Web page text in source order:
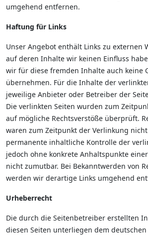
umgehend entfernen.
Haftung für Links
Unser Angebot enthält Links zu externen
auf deren Inhalte wir keinen Einfluss
wir für diese fremden Inhalte auch keine
übernehmen. Für die Inhalte der
jeweilige Anbieter oder Betreiber der
Die verlinkten Seiten wurden zum
auf mögliche Rechtsverstöße überprüft.
waren zum Zeitpunkt der Verlinkung
permanente inhaltliche Kontrolle der
jedoch ohne konkrete Anhaltspunkte
nicht zumutbar. Bei Bekanntwerden von
werden wir derartige Links umgehend
Urheberrecht
Die durch die Seitenbetreiber erstellten
diesen Seiten unterliegen dem